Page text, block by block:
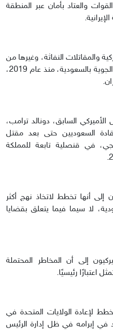
والعتاد بأمان عبر المنطقة
والمقاتلات النفاثة، وغيرها من
الأسلحة، في قاعدة الأمير سلطان الجوية بالسعودية، منذ عام 2019،
السابق، دونالد ترامب،
السعوديين حتى بعد مقتل
في قنصلية تابعة للمملكة
إلى أنها تخطط لاتخاذ نهج أكثر
لا سيما فيما يتعلق بقضايا
إلى أن المخاطر المحتملة
اعتبارًا رئيسيًا.
لإعادة الولايات المتحدة في
في إبرامه في ظل إدارة الرئيس